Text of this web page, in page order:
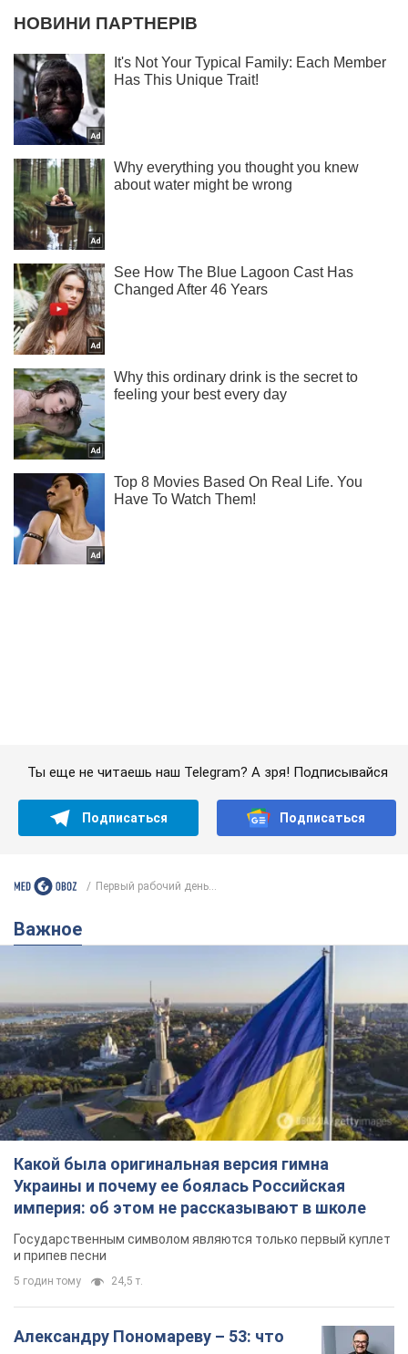
Какой была оригинальная версия гимна
Украины и почему ее боялась Российская
империя: об этом не рассказывают в школе
Государственным символом являются только первый куплет
и припев песни
5 годин тому 24,5 т.
Александру Пономареву – 53: что
известно о трех детях секс-
символа 90-х и как они выглядят
забывал о личном счастье
действительны ли доллары 1996